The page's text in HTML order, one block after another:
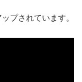
プされています。